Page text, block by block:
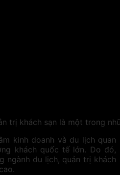
trị khách sạn là một trong
kinh doanh và du lịch quan
khách quốc tế lớn. Do đó,
ngành du lịch, quản trị khách